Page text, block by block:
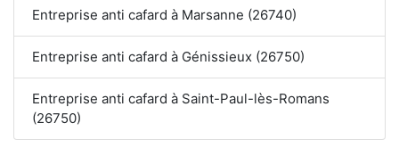
Entreprise anti cafard à Marsanne (26740)
Entreprise anti cafard à Génissieux (26750)
Entreprise anti cafard à Saint-Paul-lès-Romans
(26750)